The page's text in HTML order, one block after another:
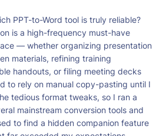
PPT-to-Word tool is truly reliable?
is a high-frequency must-have
— whether organizing presentation
materials, refining training
handouts, or filing meeting decks
to rely on manual copy-pasting until I
tedious format tweaks, so I ran a
mainstream conversion tools and
to find a hidden companion feature